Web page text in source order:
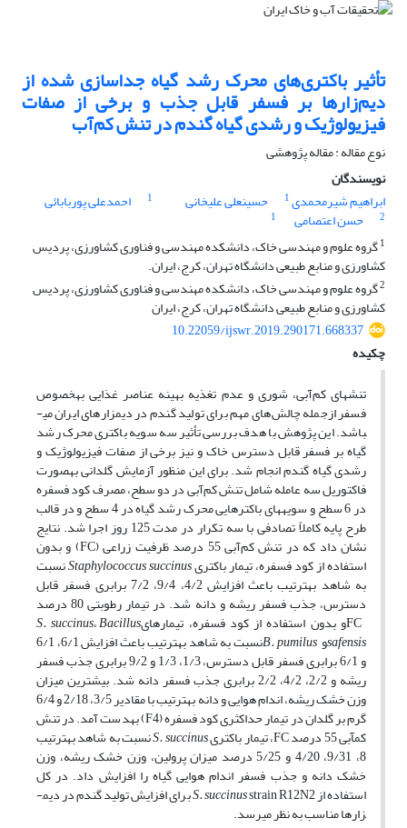
تأثیر باکتری‌های محرک رشد گیاه جداسازی شده از
دیم‌زارها بر فسفر قابل جذب و برخی از صفات
فیزیولوژیک و رشدی گیاه گندم در تنش کم‌آب
نوع مقاله : مقاله پژوهشی
نویسندگان
ابراهیم شیرمحمدی1 حسینعلی علیخانی 1 احمدعلی پوربابائی
2 حسن اعتصامی
1
1گروه علوم و مهندسی خاک، دانشکده مهندسی و فناوری کشاورزی، پردیس
کشاورزی و منابع طبیعی دانشگاه تهران، کرج، ایران.
2گروه علوم و مهندسی خاک، دانشکده مهندسی و فناوری کشاورزی، پردیس
کشاورزی و منابع طبیعی دانشگاه تهران، کرج، ایران
10.22059/ijswr.2019.290171.668337
چکیده
تنش­های کم‌آبی، شوری و عدم تغذیه بهینه عناصر غذایی به­خصوص
فسفر ازجمله چالش‌‌های مهم برای تولید گندم در دیم­زارهای ایران می­
باشد. این پژوهش با هدف بررسی تأثیر سه سویه باکتری محرک رشد
گیاه بر فسفر قابل دسترس خاک و نیز برخی از صفات فیزیولوژیک و
رشدی گیاه گندم انجام شد. برای این منظور آزمایش گلدانی به­صورت
فاکتوریل سه عامله شامل تنش کم‌آبی در دو سطح، مصرف کود فسفره
در 6 سطح و سویه­های باکترهایی­ محرک رشد گیاه در 4 سطح و در قالب
طرح پایه کاملاً تصادفی با سه تکرار در مدت 125 روز اجرا شد. نتایج
نشان داد که در تنش کم‌آبی 55 درصد ظرفیت زراعی (FC) و بدون
استفاده از کود فسفره، تیمار باکتری نسبت
به شاهد به­ترتیب باعث افزایش 4/2، 9/4، 7/2 برابری فسفر قابل
دسترس، جذب فسفر ریشه و دانه شد. در تیمار رطوبتی 80 درصد
FCو بدون استفاده از کود فسفره، تیمار­های S. succinus،Bacillus
safensis و B.pumilus نسبت به شاهد به­ترتیب باعث افزایش 6/1، 6/1
و 6/1 برابری فسفر قابل دسترس، 1/3، 1/3 و 9/2 برابری جذب فسفر
ریشه و 2/2، 4/2، 2/2 برابری جذب فسفر دانه شد. بیشترین میزان
وزن خشک ریشه، اندام هوایی و دانه به­ترتیب با مقادیر 3/5، 2/18 و 6/4
گرم بر گلدان در تیمار حداکثری کود فسفره (F4) به­دست آمد. در تنش
کم­آبی 55 درصد FC، تیمار باکتری­ S. succinusنسبت به شاهد به­ترتیب
8، 9/31، 4/20 و 5/25 درصد میزان پرولین، وزن خشک ریشه، وزن
خشک دانه و جذب فسفر اندام هوایی گیاه را افزایش داد. در کل
استفاده از S. succinusstrain R12N2 برای افزایش تولید گندم در دیم­
زارها مناسب به نظر می­رسد.